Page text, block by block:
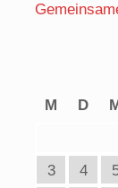
M
D M
3
4